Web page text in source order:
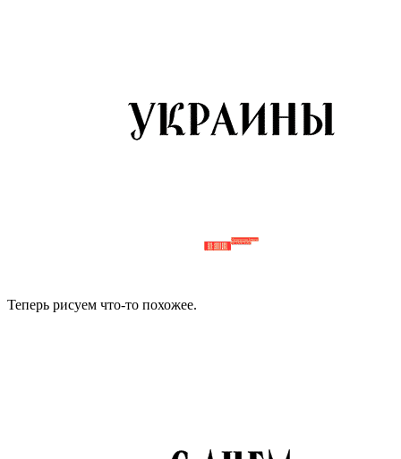
Теперь рисуем что-то похожее.